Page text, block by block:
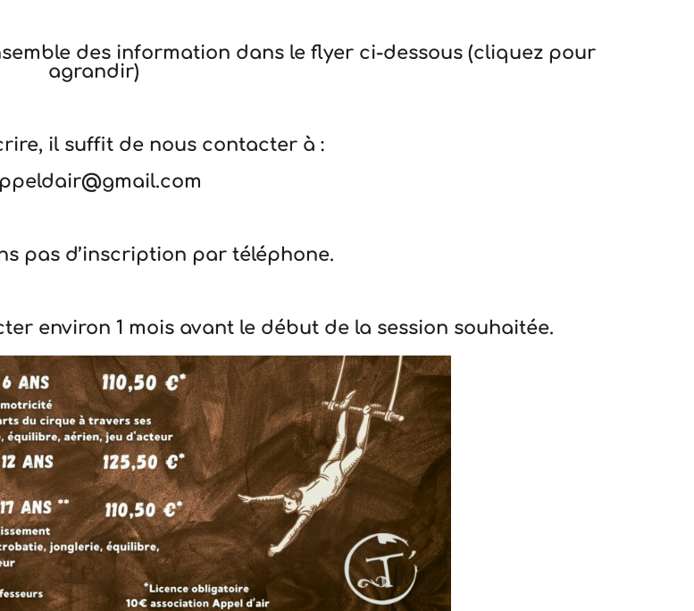
des information dans le flyer ci-dessous (cliquez pour
agrandir)
il suffit de nous contacter à :
pas d’inscription par téléphone.
environ 1 mois avant le début de la session souhaitée.